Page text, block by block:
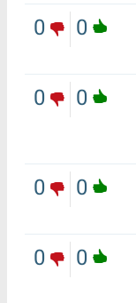
0
0
0
0
0
0
0
0